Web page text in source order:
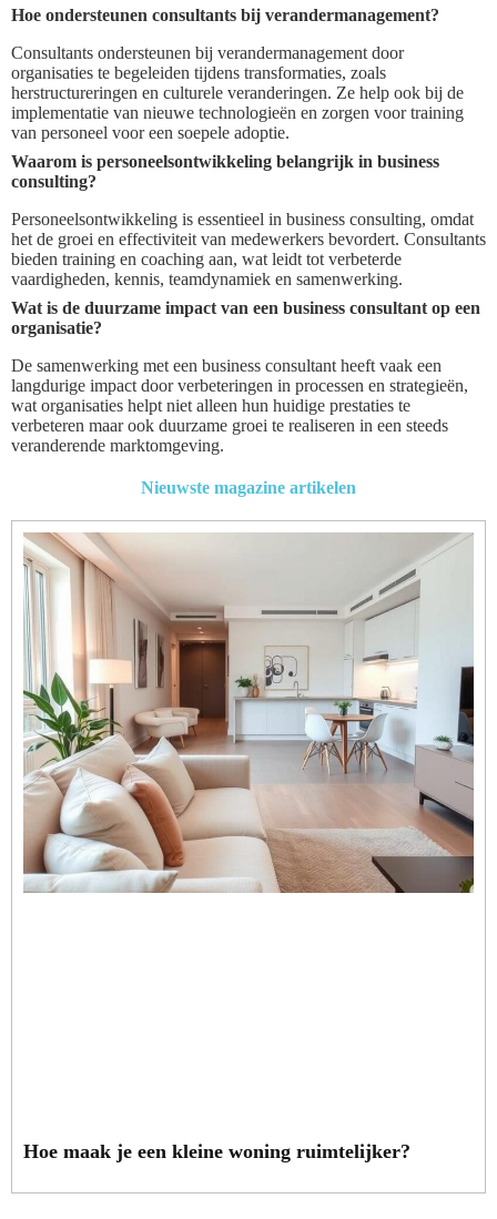
Hoe ondersteunen consultants bij verandermanagement?
Consultants ondersteunen bij verandermanagement door
organisaties te begeleiden tijdens transformaties, zoals
herstructureringen en culturele veranderingen. Ze help ook bij de
implementatie van nieuwe technologieën en zorgen voor training
van personeel voor een soepele adoptie.
Waarom is personeelsontwikkeling belangrijk in business
consulting?
Personeelsontwikkeling is essentieel in business consulting, omdat
het de groei en effectiviteit van medewerkers bevordert. Consultants
bieden training en coaching aan, wat leidt tot verbeterde
vaardigheden, kennis, teamdynamiek en samenwerking.
Wat is de duurzame impact van een business consultant op een
organisatie?
De samenwerking met een business consultant heeft vaak een
langdurige impact door verbeteringen in processen en strategieën,
wat organisaties helpt niet alleen hun huidige prestaties te
verbeteren maar ook duurzame groei te realiseren in een steeds
veranderende marktomgeving.
Nieuwste magazine artikelen
Hoe maak je een kleine woning ruimtelijker?